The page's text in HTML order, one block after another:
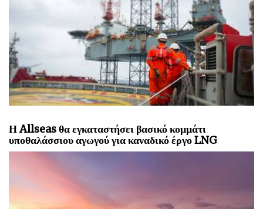
Η Allseas θα εγκαταστήσει βασικό κομμάτι
υποθαλάσσιου αγωγού για καναδικό έργο LNG